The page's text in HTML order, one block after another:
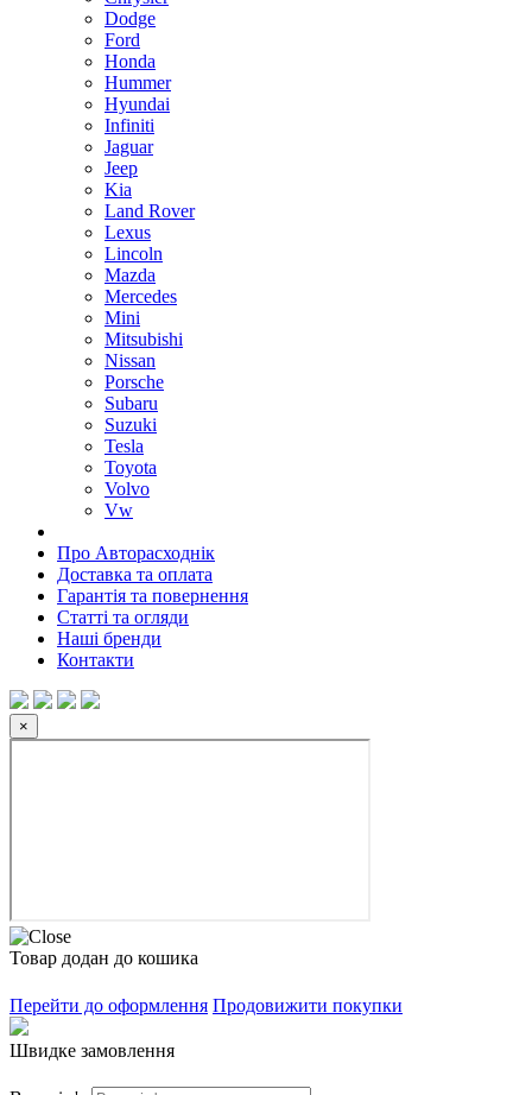
Dodge
Ford
Honda
Hummer
Hyundai
Infiniti
Jaguar
Jeep
Kia
Land Rover
Lexus
Lincoln
Mazda
Mercedes
Mini
Mitsubishi
Nissan
Porsche
Subaru
Suzuki
Tesla
Toyota
Volvo
Vw
Про Авторасходнік
Доставка та оплата
Гарантія та повернення
Статті та огляди
Наші бренди
Контакти
×
Товар додан до кошика
Перейти до оформлення Продовижити покупки
Швидке замовлення